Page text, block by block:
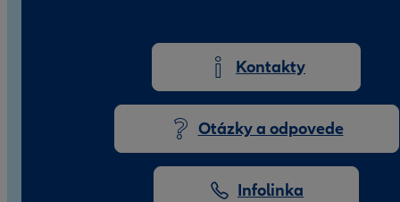
Kontakty
Otázky a odpovede
Infolinka